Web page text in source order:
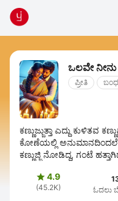
ಒಲವೇ
ಪ್ರೀತಿ
ಕಣ್ಣುಜ್ಜುತ್ತಾ ಎದ್ದು ಕುಳಿತವ
ಕೋಣೆಯಲ್ಲಿ
ಕಣ್ಣುಜ್ಜಿ ನೋಡಿದ್ದ, ಗಂಟೆ
4.9
(45.2K)
ಓದಲು